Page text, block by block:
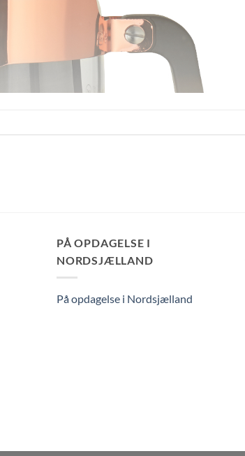
PÅ OPDAGELSE I
NORDSJÆLLAND
På opdagelse i Nordsjælland